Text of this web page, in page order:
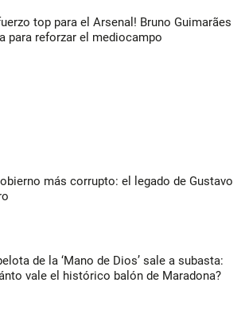
top para el Arsenal! Bruno Guimarães
para reforzar el mediocampo
más corrupto: el legado de Gustavo
de la ‘Mano de Dios’ sale a subasta:
vale el histórico balón de Maradona?